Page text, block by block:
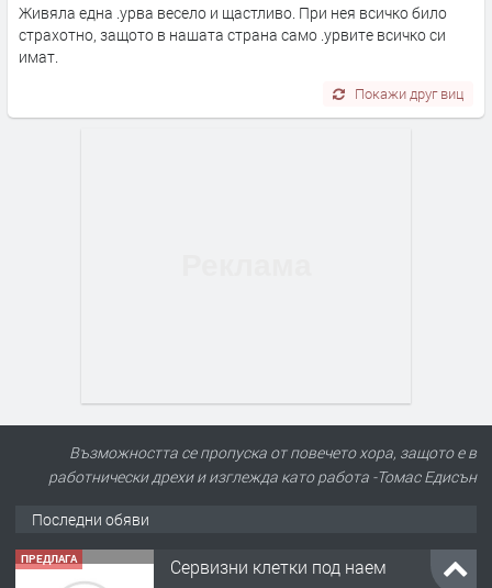
Живяла една .урва весело и щастливо. При нея всичко било
страхотно, защото в нашата страна само .урвите всичко си
имат.
Покажи друг виц
Възможността се пропуска от повечето хора, защото е в
работнически дрехи и изглежда като работа -Томас Едисън
Последни обяви